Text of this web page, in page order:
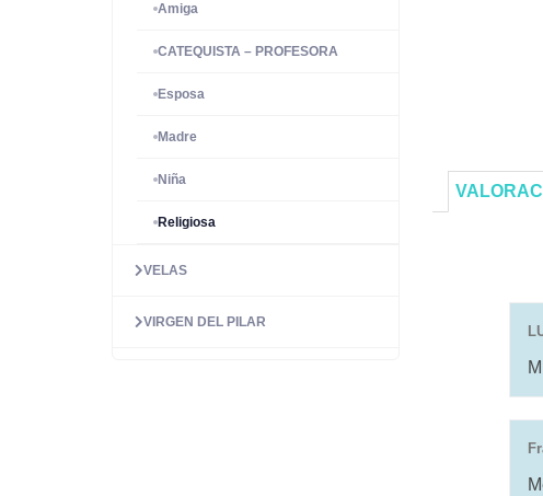
Amiga
CATEQUISTA – PROFESORA
Esposa
Madre
Niña
Religiosa
VELAS
VIRGEN DEL PILAR